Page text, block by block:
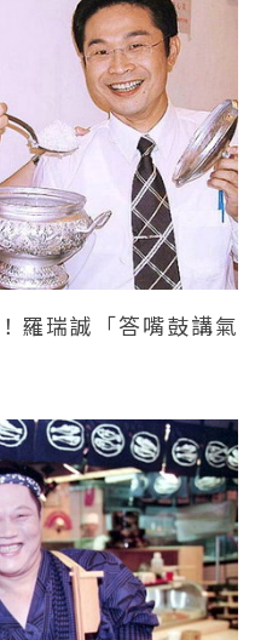
羅瑞誠「答嘴鼓講氣